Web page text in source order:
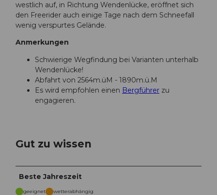
westlich auf, in Richtung Wendenlücke, eröffnet sich
den Freerider auch einige Tage nach dem Schneefall
wenig verspurtes Gelände.
Anmerkungen
Schwierige Wegfindung bei Varianten unterhalb
Wendenlücke!
Abfahrt von 2564m.üM - 1890m.ü.M
Es wird empfohlen einen Bergführer zu
engagieren.
Gut zu wissen
Beste Jahreszeit
geeignet wetterabhängig